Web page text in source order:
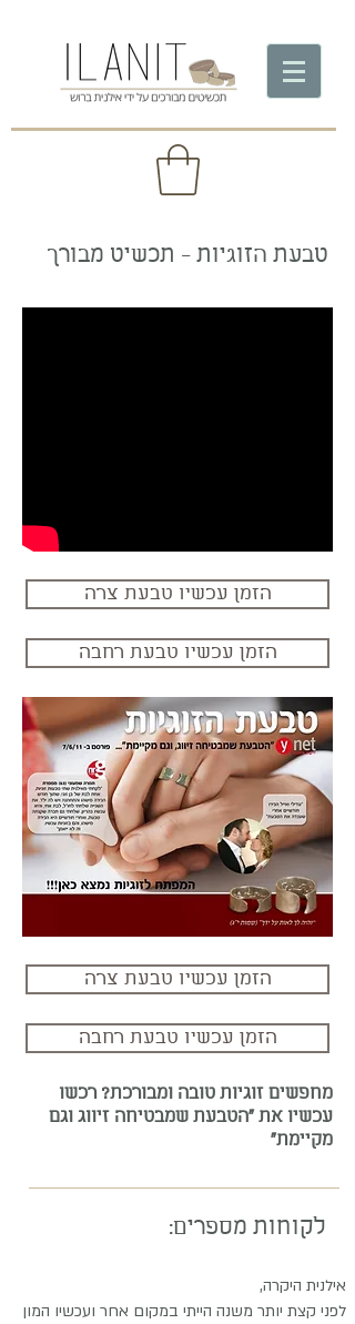
טבעת הזוגיות - תכשיט מבורך
הזמן עכשיו טבעת צרה
הזמן עכשיו טבעת רחבה
הזמן עכשיו טבעת צרה
הזמן עכשיו טבעת רחבה
מחפשים זוגיות טובה ומבורכת? רכשו
עכשיו את "הטבעת שמבטיחה זיווג וגם
מקיימת"
לקוחות מספרים:
אילנית היקרה,
לפני קצת יותר משנה הייתי במקום אחר ועכשיו המון